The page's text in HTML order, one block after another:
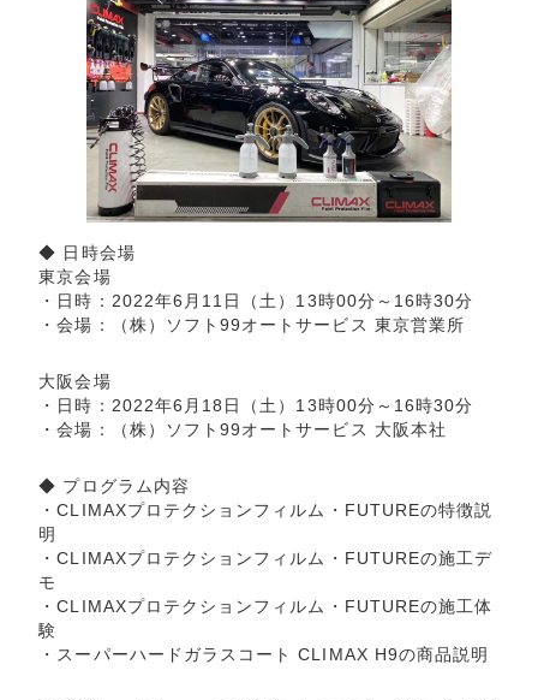
◆ 日時会場
東京会場
・日時：2022年6月11日（土）13時00分～16時30分
・会場：
（株）ソフト99オートサービス 東京営業所
大阪会場
・日時：2022年6月18日（土）13時00分～16時30分
・会場：
（株）ソフト99オートサービス 大阪本社
◆ プログラム内容
・CLIMAXプロテクションフィルム・FUTUREの特徴説
明
・CLIMAXプロテクションフィルム・FUTUREの施工デ
モ
・CLIMAXプロテクションフィルム・FUTUREの施工体
験
・スーパーハードガラスコート CLIMAX H9の商品説明